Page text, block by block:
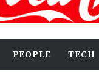
PEOPLE TECH